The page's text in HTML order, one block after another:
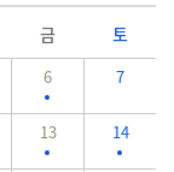
금 토
6 7
13 14